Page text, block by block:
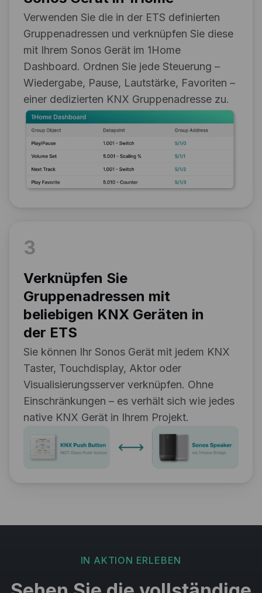
Verwenden Sie die in der ETS definierten
Gruppenadressen und verknüpfen Sie diese
mit Ihrem Sonos Gerät im 1Home
Dashboard. Ordnen Sie jede Steuerung –
Wiedergabe, Pause, Lautstärke, Favoriten –
einer dedizierten KNX Gruppenadresse zu.
3
Verknüpfen Sie
Gruppenadressen mit
beliebigen KNX Geräten in
der ETS
Sie können Ihr Sonos Gerät mit jedem KNX
Taster, Touchdisplay, Aktor oder
Visualisierungsserver verknüpfen. Ohne
Einschränkungen – es verhält sich wie jedes
native KNX Gerät in Ihrem Projekt.
IN AKTION ERLEBEN